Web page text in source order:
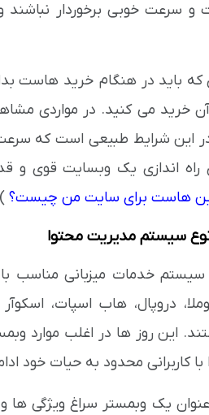
و سرعت خوبی برخوردار
که باید در هنگام خرید هاست
خرید می کنید. در مواردی
این شرایط طبیعی است که
راه اندازی یک وبسایت قوی و
هاست برای سایت من چیست؟)
سیستم خدمات میزبانی مناسب
دروپال، هاب اسپات،
این روز ها در اغلب موارد
کاربرانی محدود به حیات خود
یک وبمستر سراغ ویژگی